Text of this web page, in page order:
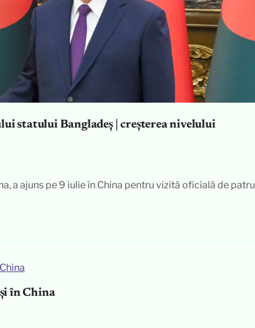
statului Bangladeș | creșterea nivelului
a ajuns pe 9 iulie în China pentru vizită oficială de patru
în China